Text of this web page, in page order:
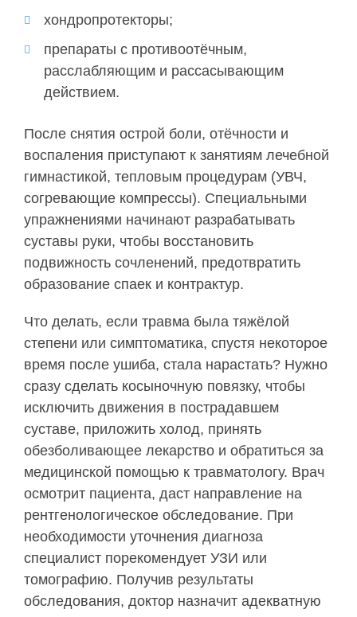
хондропротекторы;
препараты с противоотёчным,
расслабляющим и рассасывающим
действием.
После снятия острой боли, отёчности и
воспаления приступают к занятиям лечебной
гимнастикой, тепловым процедурам (УВЧ,
согревающие компрессы). Специальными
упражнениями начинают разрабатывать
суставы руки, чтобы восстановить
подвижность сочленений, предотвратить
образование спаек и контрактур.
Что делать, если травма была тяжёлой
степени или симптоматика, спустя некоторое
время после ушиба, стала нарастать? Нужно
сразу сделать косыночную повязку, чтобы
исключить движения в пострадавшем
суставе, приложить холод, принять
обезболивающее лекарство и обратиться за
медицинской помощью к травматологу. Врач
осмотрит пациента, даст направление на
рентгенологическое обследование. При
необходимости уточнения диагноза
специалист порекомендует УЗИ или
томографию. Получив результаты
обследования, доктор назначит адекватную